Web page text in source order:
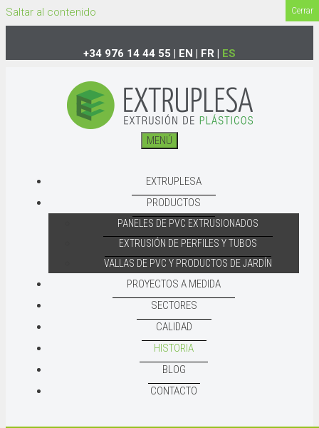
Saltar al contenido
+34 976 14 44 55 | EN | FR | ES
MENÚ
EXTRUPLESA
PRODUCTOS
PANELES DE PVC EXTRUSIONADOS
EXTRUSIÓN DE PERFILES Y TUBOS
VALLAS DE PVC Y PRODUCTOS DE JARDÍN
PROYECTOS A MEDIDA
SECTORES
CALIDAD
HISTORIA
BLOG
CONTACTO
Cerrar